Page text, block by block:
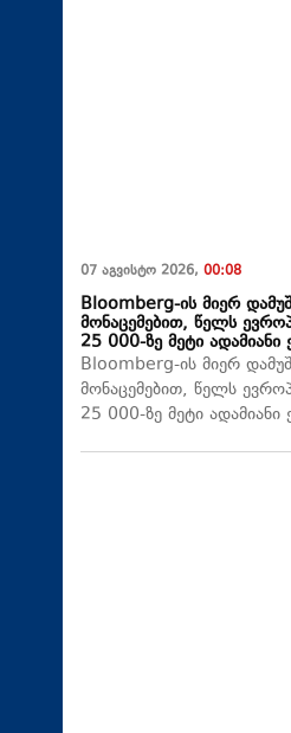
07 აგვისტო 2026, 00:08
Bloomberg-ის მიერ
მონაცემებით, წელს
25 000-ზე მეტი ადამიანი
Bloomberg-ის მიერ
მონაცემებით, წელს
25 000-ზე მეტი ადამიანი